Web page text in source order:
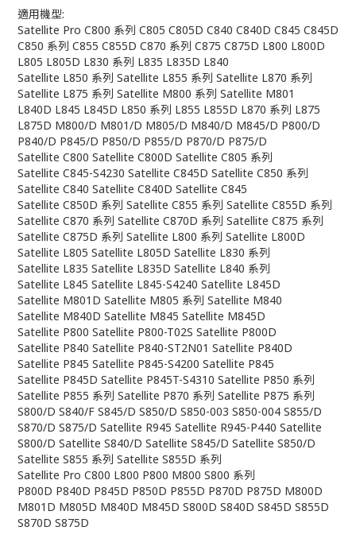
適用機型:
Satellite Pro C800 系列 C805 C805D C840 C840D C845 C845D
C850 系列 C855 C855D C870 系列 C875 C875D L800 L800D
L805 L805D L830 系列 L835 L835D L840
Satellite L850 系列 Satellite L855 系列 Satellite L870 系列
Satellite L875 系列 Satellite M800 系列 Satellite M801
L840D L845 L845D L850 系列 L855 L855D L870 系列 L875
L875D M800/D M801/D M805/D M840/D M845/D P800/D
P840/D P845/D P850/D P855/D P870/D P875/D
Satellite C800 Satellite C800D Satellite C805 系列
Satellite C845-S4230 Satellite C845D Satellite C850 系列
Satellite C840 Satellite C840D Satellite C845
Satellite C850D 系列 Satellite C855 系列 Satellite C855D 系列
Satellite C870 系列 Satellite C870D 系列 Satellite C875 系列
Satellite C875D 系列 Satellite L800 系列 Satellite L800D
Satellite L805 Satellite L805D Satellite L830 系列
Satellite L835 Satellite L835D Satellite L840 系列
Satellite L845 Satellite L845-S4240 Satellite L845D
Satellite M801D Satellite M805 系列 Satellite M840
Satellite M840D Satellite M845 Satellite M845D
Satellite P800 Satellite P800-T02S Satellite P800D
Satellite P840 Satellite P840-ST2N01 Satellite P840D
Satellite P845 Satellite P845-S4200 Satellite P845
Satellite P845D Satellite P845T-S4310 Satellite P850 系列
Satellite P855 系列 Satellite P870 系列 Satellite P875 系列
S800/D S840/F S845/D S850/D S850-003 S850-004 S855/D
S870/D S875/D Satellite R945 Satellite R945-P440 Satellite
S800/D Satellite S840/D Satellite S845/D Satellite S850/D
Satellite S855 系列 Satellite S855D 系列
Satellite Pro C800 L800 P800 M800 S800 系列
P800D P840D P845D P850D P855D P870D P875D M800D
M801D M805D M840D M845D S800D S840D S845D S855D
S870D S875D